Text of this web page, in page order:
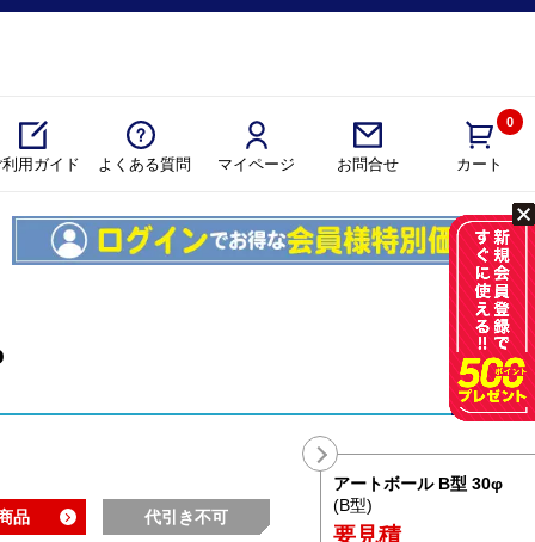
用ガイド よくある質問 マイページ お問合せ カート
0
品 代引き不可
アートボール B型 30φ
(B型)
要見積